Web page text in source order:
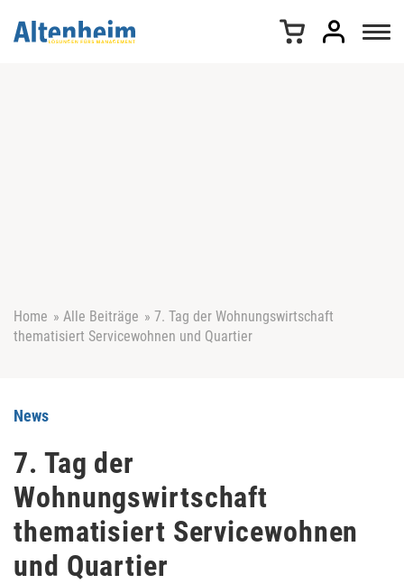
Home » Alle Beiträge » 7. Tag der Wohnungswirtschaft
thematisiert Servicewohnen und Quartier
News
7. Tag der
Wohnungswirtschaft
thematisiert Servicewohnen
und Quartier